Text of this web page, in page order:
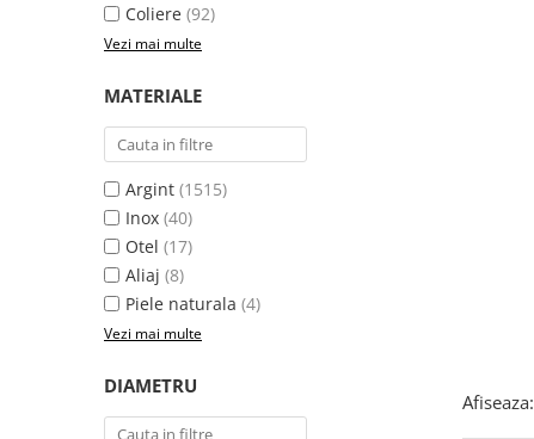
semipretioase
Bijuterii argint cu diverse
Bijuterii argint cu murano
Bijuterii de Lux
Bijuterii Handmade
Bijuterii fantezie
Casete si cutii de bijuterii
Bijuterii tungsten
Accesorii Piele
Solutii si lavete de curatare
Coliere (92)
Vezi mai multe
MATERIALE
Argint (1515)
Inox (40)
Otel (17)
Aliaj (8)
Piele naturala (4)
Vezi mai multe
DIAMETRU
Afiseaza: